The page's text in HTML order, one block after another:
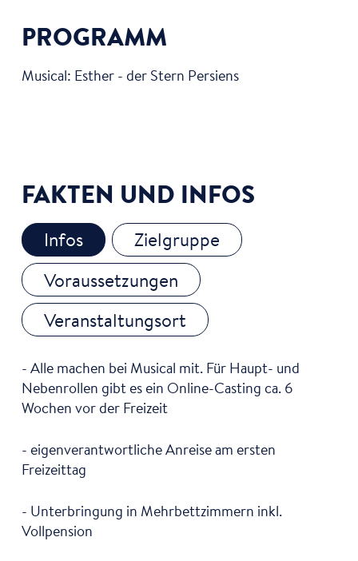
PROGRAMM
Musical: Esther - der Stern Persiens
FAKTEN UND INFOS
Infos
Zielgruppe
Voraussetzungen
Veranstaltungsort
- Alle machen bei Musical mit. Für Haupt- und
Nebenrollen gibt es ein Online-Casting ca. 6
Wochen vor der Freizeit
- eigenverantwortliche Anreise am ersten
Freizeittag
- Unterbringung in Mehrbettzimmern inkl.
Vollpension